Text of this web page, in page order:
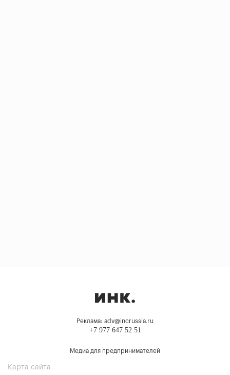
Реклама: adv@incrussia.ru
+7 977 647 52 51
Медиа для предпринимателей
Карта сайта